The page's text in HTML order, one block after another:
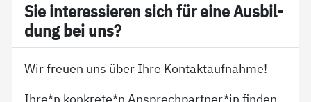
Sie in­ter­es­sie­ren sich für ei­ne Aus­bil­
dung bei uns?
Wir freuen uns über Ihre Kontaktaufnahme!
Ihre*n konkrete*n Ansprechpartner*in finden